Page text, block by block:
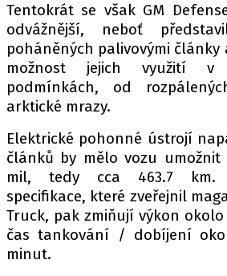
ETICKÝ KODEX
KONTAKT
VYDAVATEL
OSOBNÍ ÚDAJE /
Provozovatelem serveru
INCORP MEDIA GROUP s.r.o.,
Tentokrát se však GM
odvážnější, neboť
poháněných palivovými
možnost jejich využití v
podmínkách, od
arktické mrazy.
Elektrické pohonné ústrojí
článků by mělo vozu
mil, tedy cca 463.7 km.
specifikace, které zveřejnil
Truck, pak zmiňují výkon
čas tankování / dobíjení
minut.